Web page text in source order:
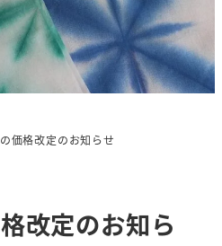
価格改定のお知らせ
改定のお知ら